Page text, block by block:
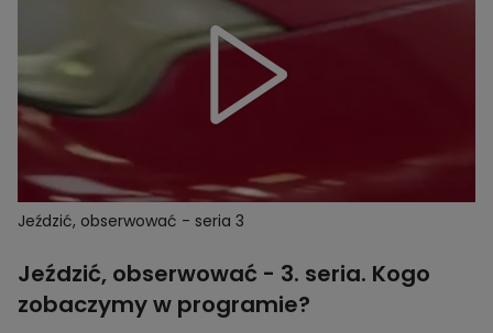
Jeździć, obserwować - seria 3
Jeździć, obserwować - 3. seria. Kogo
zobaczymy w programie?